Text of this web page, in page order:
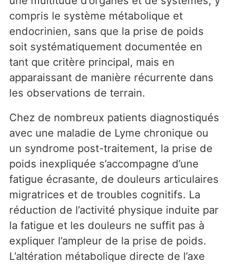
compris le système métabolique et
endocrinien, sans que la prise de poids
soit systématiquement documentée en
tant que critère principal, mais en
apparaissant de manière récurrente dans
les observations de terrain.
Chez de nombreux patients diagnostiqués
avec une maladie de Lyme chronique ou
un syndrome post-traitement, la prise de
poids inexpliquée s’accompagne d’une
fatigue écrasante, de douleurs articulaires
migratrices et de troubles cognitifs. La
réduction de l’activité physique induite par
la fatigue et les douleurs ne suffit pas à
expliquer l’ampleur de la prise de poids.
L’altération métabolique directe de l’axe